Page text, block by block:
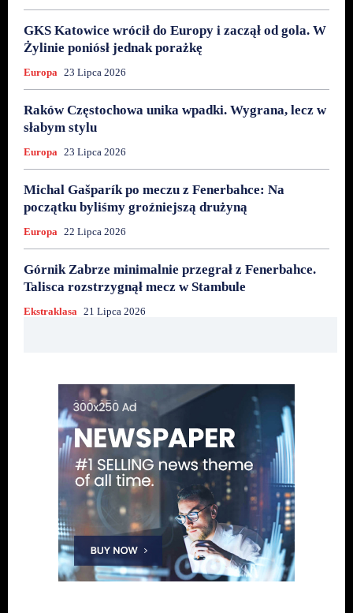
GKS Katowice wrócił do Europy i zaczął od gola. W
Żylinie poniósł jednak porażkę
Europa 23 Lipca 2026
Raków Częstochowa unika wpadki. Wygrana, lecz w
słabym stylu
Europa 23 Lipca 2026
Michal Gašparík po meczu z Fenerbahce: Na
początku byliśmy groźniejszą drużyną
Europa 22 Lipca 2026
Górnik Zabrze minimalnie przegrał z Fenerbahce.
Talisca rozstrzygnął mecz w Stambule
Ekstraklasa 21 Lipca 2026